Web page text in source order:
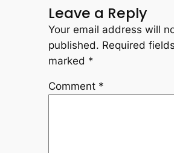
Leave a Reply
Your email address will
published. Required
marked *
Comment *